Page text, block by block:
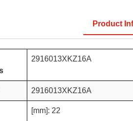
Product
2916013XKZ16A
2916013XKZ16A
[mm]: 22